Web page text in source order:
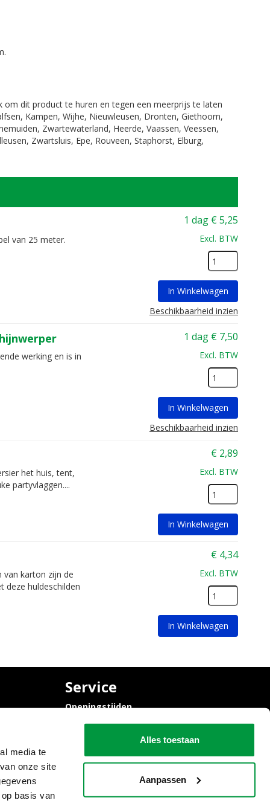
media te
onze site
basis van
Alles toestaan
Aanpassen
dit product te huren en tegen een meerprijs te laten
Kampen, Wijhe, Nieuwleusen, Dronten, Giethoorn,
Zwartewaterland, Heerde, Vaassen, Veessen,
Zwartsluis, Epe, Rouveen, Staphorst, Elburg,
1 dag €5,25
Excl. BTW
In Winkelwagen
Beschikbaarheid inzien
van 25 meter.
1 dag € 7,50
Excl. BTW
In Winkelwagen
Beschikbaarheid inzien
werking en is in
€ 2,89
Excl. BTW
In Winkelwagen
het huis, tent,
partyvlaggen....
€ 4,34
Excl. BTW
In Winkelwagen
van karton zijn de
deze huldeschilden
Service
Openingstijden